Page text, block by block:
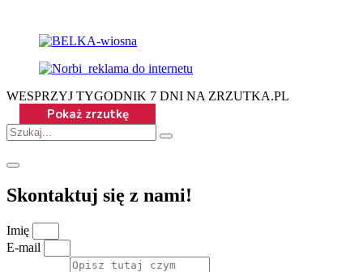
WESPRZYJ TYGODNIK 7 DNI NA ZRZUTKA.PL
Skontaktuj się z nami!
Imię
E-mail